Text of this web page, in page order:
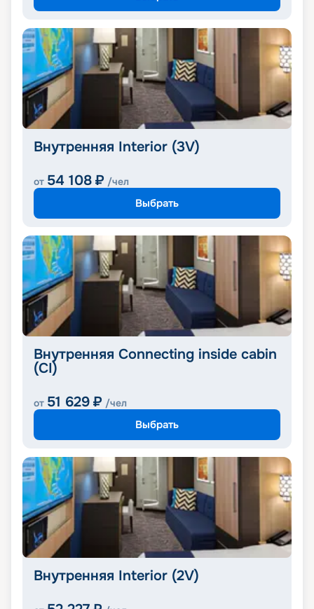
Внутренняя Interior (3V)
от 54 108 ₽ /чел
Выбрать
Внутренняя Connecting inside cabin
(CI)
от 51 629 ₽ /чел
Выбрать
Внутренняя Interior (2V)